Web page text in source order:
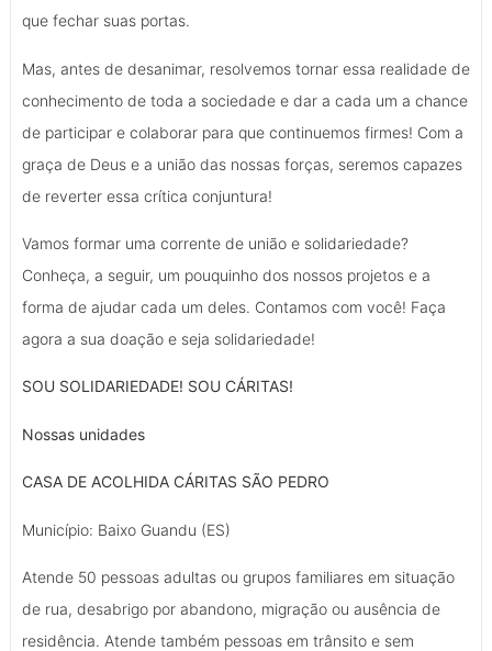
que fechar suas portas.
Mas, antes de desanimar, resolvemos tornar essa realidade de
conhecimento de toda a sociedade e dar a cada um a chance
de participar e colaborar para que continuemos firmes! Com a
graça de Deus e a união das nossas forças, seremos capazes
de reverter essa crítica conjuntura!
Vamos formar uma corrente de união e solidariedade?
Conheça, a seguir, um pouquinho dos nossos projetos e a
forma de ajudar cada um deles. Contamos com você! Faça
agora a sua doação e seja solidariedade!
SOU SOLIDARIEDADE! SOU CÁRITAS!
Nossas unidades
CASA DE ACOLHIDA CÁRITAS SÃO PEDRO
Município: Baixo Guandu (ES)
Atende 50 pessoas adultas ou grupos familiares em situação
de rua, desabrigo por abandono, migração ou ausência de
residência. Atende também pessoas em trânsito e sem